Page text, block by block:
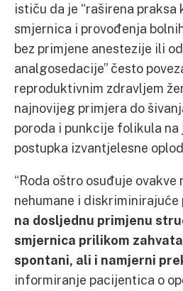
ističu da je “raširena
smjernica i provođenja
bez primjene anestezije ili
analgosedacije” često
reproduktivnim zdravljem
najnovijeg primjera do
poroda i punkcije folikula
postupka izvantjelesne
“Roda oštro osuđuje ovakve
nehumane i diskriminirajuće
na dosljednu primjenu
smjernica prilikom
spontani, ali i namjerni
informiranje pacijentica o